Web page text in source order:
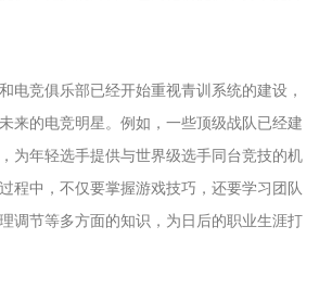
电竞俱乐部已经开始重视青训系统的建设，
来的电竞明星。例如，一些顶级战队已经建
为年轻选手提供与世界级选手同台竞技的机
程中，不仅要掌握游戏技巧，还要学习团队
调节等多方面的知识，为日后的职业生涯打